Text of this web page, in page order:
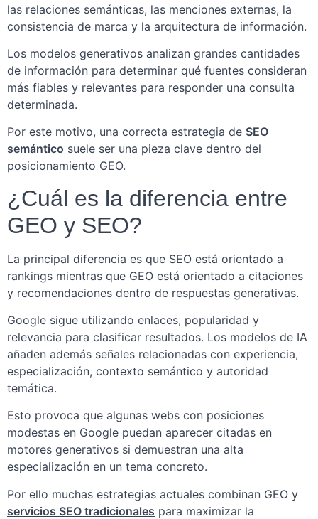
las relaciones semánticas, las menciones externas, la
consistencia de marca y la arquitectura de información.
Los modelos generativos analizan grandes cantidades
de información para determinar qué fuentes consideran
más fiables y relevantes para responder una consulta
determinada.
Por este motivo, una correcta estrategia de SEO
semántico suele ser una pieza clave dentro del
posicionamiento GEO.
¿Cuál es la diferencia entre
GEO y SEO?
La principal diferencia es que SEO está orientado a
rankings mientras que GEO está orientado a citaciones
y recomendaciones dentro de respuestas generativas.
Google sigue utilizando enlaces, popularidad y
relevancia para clasificar resultados. Los modelos de IA
añaden además señales relacionadas con experiencia,
especialización, contexto semántico y autoridad
temática.
Esto provoca que algunas webs con posiciones
modestas en Google puedan aparecer citadas en
motores generativos si demuestran una alta
especialización en un tema concreto.
Por ello muchas estrategias actuales combinan GEO y
servicios SEO tradicionales para maximizar la